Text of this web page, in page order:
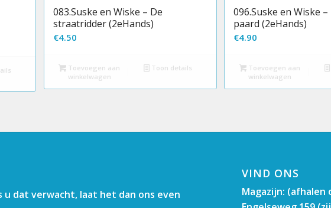
083.Suske en Wiske – De
straatridder (2eHands)
€4.50
Toevoegen aan
winkelwagen
Toon details
096.Suske en Wiske
paard (2eHands)
€4.90
Toevoegen aan
winkelwagen
dat verwacht, laat het dan ons even
VIND ONS
Magazijn: (afhalen